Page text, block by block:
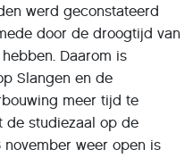
werd geconstateerd
door de droogtijd van
Daarom is
Slangen en de
meer tijd te
de studiezaal op de
weer open is